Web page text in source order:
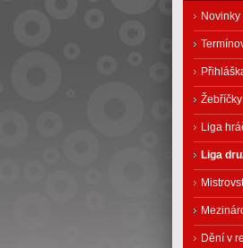
Žebříčky
Liga
Liga
Dění v